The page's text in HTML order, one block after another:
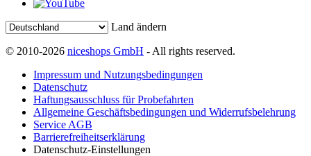
Land ändern
© 2010-2026 niceshops GmbH - All rights reserved.
Impressum und Nutzungsbedingungen
Datenschutz
Haftungsausschluss für Probefahrten
Allgemeine Geschäftsbedingungen und Widerrufsbelehrung
Service AGB
Barrierefreiheitserklärung
Datenschutz-Einstellungen